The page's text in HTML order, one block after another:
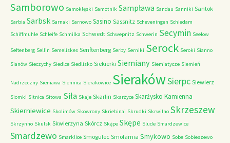
Samborowo Samoklęski Samotnik Sampława Sandau Sanniki Santok
Sarbia Sarbsk Sarnaki Sarnowo Sasino Sassnitz Scheveningen Schiedam
Schiffmuhle Schleife Schmilka Schwedt Schwepnitz Schwerin Secymin Seelow
Seftenberg Sellin Semeliskes Senftenberg Serby Serniki Serock Seroki Sianno
Sianów Sieczychy Siedlce Siedlisko Siekierki Siemiany Siemiatycze Siemień
Nadrzeczny Sieniawa Siennica Sierakowice SierakówSierpc Siewierz
Siomki Sitnica Sitowa Siła Skaje Skarlin Skarżyce Skarżysko Kamienna
Skierniewice Skolimów Skowrony Skriebinai Skrudki Skrwilno Skrzeszew
Skrzynno Skulsk Skwierzyna Skórcz Skąpe Skępe Slude Smardzewice
Smardzewo Smarklice Smogulec Smolarnia Smykowo Sobe Sobieszewo